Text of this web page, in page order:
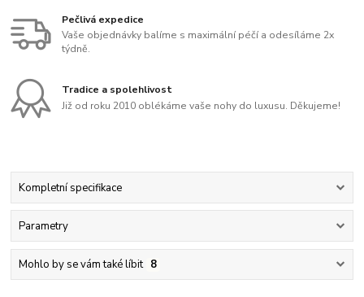
Pečlivá expedice
Vaše objednávky balíme s maximální péčí a odesíláme 2x
týdně.
Tradice a spolehlivost
Již od roku 2010 oblékáme vaše nohy do luxusu. Děkujeme!
Kompletní specifikace
Parametry
Mohlo by se vám také líbit 8